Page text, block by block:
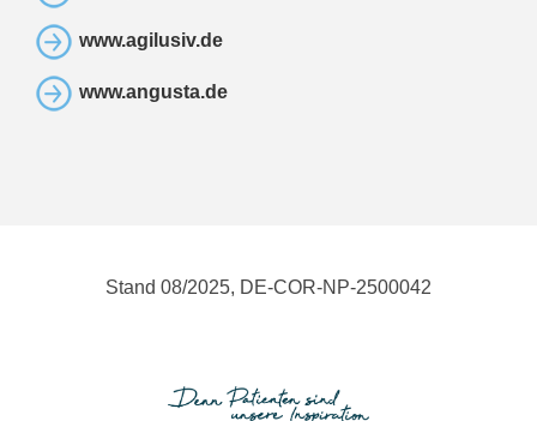
www.agilusiv.de
www.angusta.de
Stand 08/2025, DE-COR-NP-2500042